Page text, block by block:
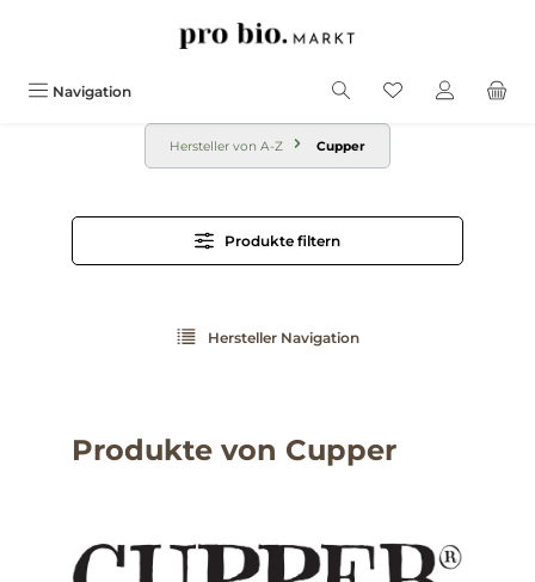
Navigation
Hersteller von A-Z Cupper
Produkte filtern
Hersteller Navigation
Produkte von Cupper